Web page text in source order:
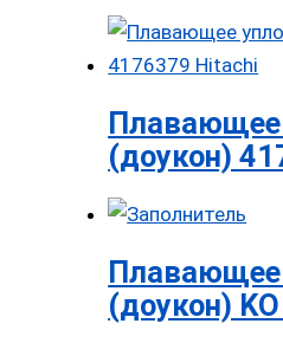
Плавающее
(доукон)
Плавающее
(доукон)